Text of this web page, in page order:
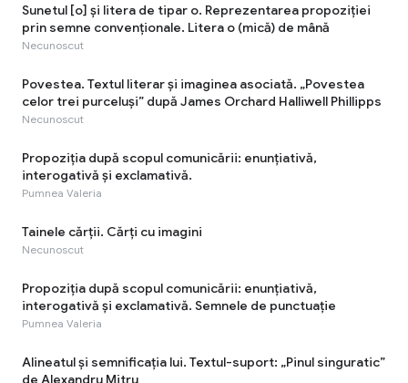
Sunetul [o] şi litera de tipar o. Reprezentarea propoziției
prin semne convenţionale. Litera o (mică) de mână
Necunoscut
Povestea. Textul literar şi imaginea asociată. „Povestea
celor trei purceluși” după James Orchard Halliwell Phillipps
Necunoscut
Propoziția după scopul comunicării: enunțiativă,
interogativă și exclamativă.
Pumnea Valeria
Tainele cărţii. Cărţi cu imagini
Necunoscut
Propoziția după scopul comunicării: enunțiativă,
interogativă și exclamativă. Semnele de punctuație
Pumnea Valeria
Alineatul și semnificația lui. Textul-suport: „Pinul singuratic”
de Alexandru Mitru